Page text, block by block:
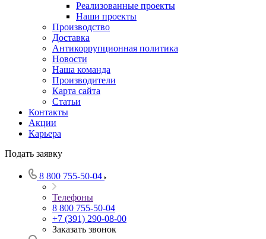
Реализованные проекты
Наши проекты
Производство
Доставка
Антикоррупционная политика
Новости
Наша команда
Производители
Карта сайта
Статьи
Контакты
Акции
Карьера
Подать заявку
8 800 755-50-04
Телефоны
8 800 755-50-04
+7 (391) 290-08-00
Заказать звонок